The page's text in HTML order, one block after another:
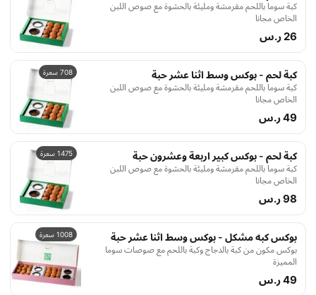
كبة سوما باللحم مقرمشة ومليئة بالحشوة مع صوص اللبن
الخاص مجانا
26 ر.س
708 سعرة كبة لحم - بوكس وسط اثنا عشر حبة
كبة سوما باللحم مقرمشة ومليئة بالحشوة مع صوص اللبن
الخاص مجانا
49 ر.س
1475 سعرة كبة لحم - بوكس كبير اربعة وعشرون حبة
كبة سوما باللحم مقرمشة ومليئة بالحشوة مع صوص اللبن
الخاص مجانا
98 ر.س
1008 سعرة بوكس كبه مشكل - بوكس وسط اثنا عشر حبة
بوكس مكون من كبة بالدجاج وكبة باللحم مع صوصات سوما
المميزة
49 ر.س